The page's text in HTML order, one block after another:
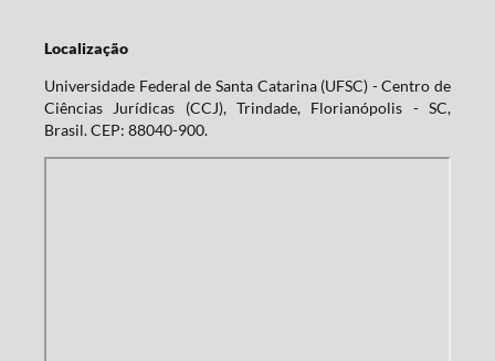
Localização
Universidade Federal de Santa Catarina (UFSC) - Centro de
Ciências Jurídicas (CCJ), Trindade, Florianópolis - SC,
Brasil. CEP: 88040-900.